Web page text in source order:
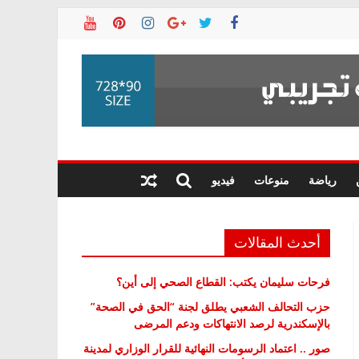
رياضة منوعات فيديو
أحدث المقالات
فرحات سليمان يكتب: القطاع الصحي إلى أين؟
حزب التحالف الشعبي يطلق لجنة “الحق في الصحة”
بالإسكندرية لرصد الانتهاكات ودعم المرضى
صور .. اعتماد الرسومات النهائية للقرار الوزاري لمدينة